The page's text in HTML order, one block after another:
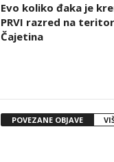
Evo koliko đaka je
PRVI razred na
Čajetina
POVEZANE OBJAVE